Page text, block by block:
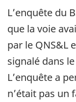
L’enquête du
que la voie
par le QNS&L
signalé dans
L’enquête a
n’était pas un